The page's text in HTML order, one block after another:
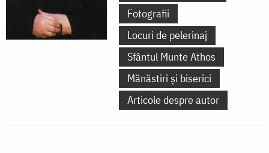
Fotografii
Locuri de pelerinaj
Sfântul Munte Athos
Mănăstiri și biserici
Articole despre autor